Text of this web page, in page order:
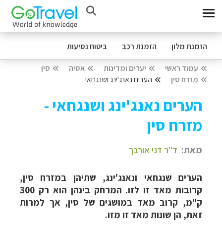
הזמנת מלון הזמנת רכב ביטוח נסיעות
עמוד ראשי יעדים ומדינות אסיה
סין
מזרח סין
הערים נאנג'ינג ושנגחאי
הערים נאנג'ינג ושנגחאי -
מזרח סין
מאת: ד"ר דני אורבך
הערים שנגחאי ונאנג'ינג, שתיהן במזרח סין,
קרובות מאד זו לזו. המרחק בינהן הוא רק 300
ק"מ, קרוב מאד במושגים של סין, אך למרות
זאת, הן שונות מאד זו מזו.